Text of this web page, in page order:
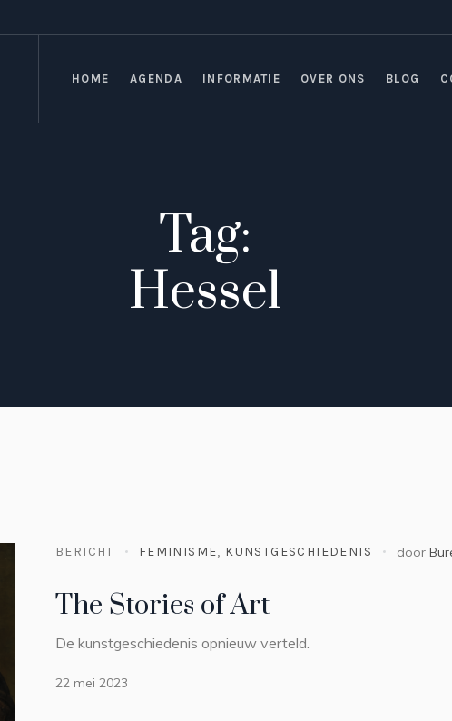
HOME AGENDA INFORMATIE OVER ONS BLOG
Tag:
Hessel
BERICHT FEMINISME, KUNSTGESCHIEDENIS door
The Stories of Art
De kunstgeschiedenis opnieuw verteld.
22 mei 2023